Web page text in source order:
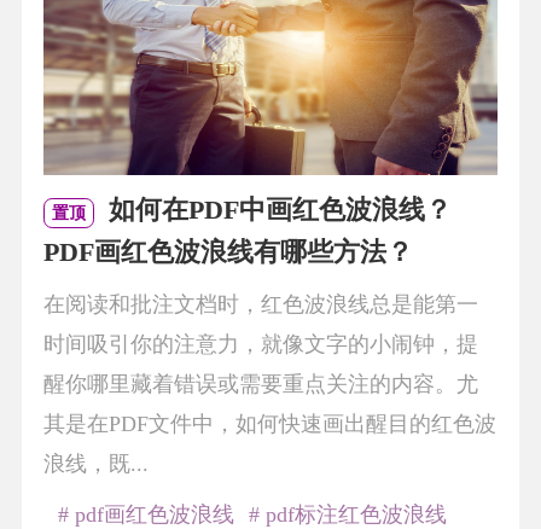
置顶
如何在PDF中画红色波浪线？
PDF画红色波浪线有哪些方法？
在阅读和批注文档时，红色波浪线总是能第一
时间吸引你的注意力，就像文字的小闹钟，提
醒你哪里藏着错误或需要重点关注的内容。尤
其是在PDF文件中，如何快速画出醒目的红色波
浪线，既...
# pdf画红色波浪线
# pdf标注红色波浪线